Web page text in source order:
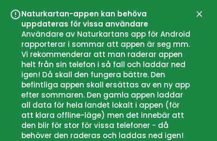
Naturkartan-appen kan behöva
uppdateras för vissa användare
Användare av Naturkartans app för Android
rapporterar i sommar att appen är seg mm.
Vi rekommenderar att man raderar appen
helt från sin telefon i så fall och laddar ned
igen! Då skall den fungera bättre. Den
befintliga appen skall ersättas av en ny app
efter sommaren. Den gamla appen laddar
all data för hela landet lokalt i appen (för
att klara offline-läge) men det innebär att
den blir för stor för vissa telefoner - då
behöver den raderas och laddas ned igen!